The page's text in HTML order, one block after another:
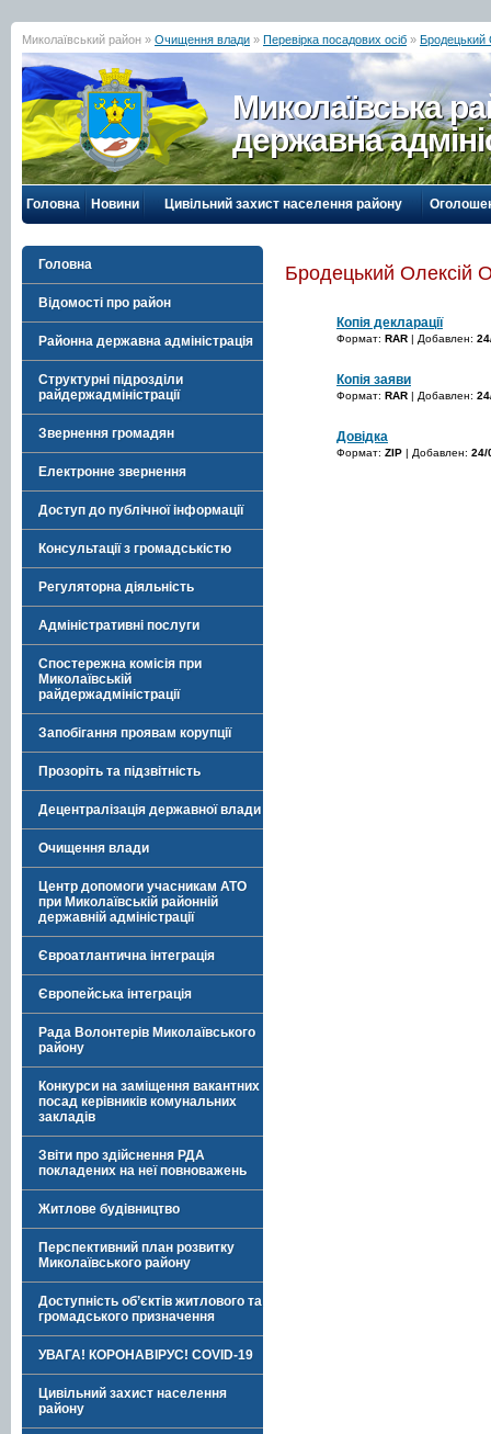
Миколаївський район » Очищення влади » Перевірка посадових осіб » Бродецький
Миколаївська
державна
Головна Новини Цивільний захист населення району
Головна
Відомості про район
Районна державна адміністрація
Структурні підрозділи
райдержадміністрації
Звернення громадян
Електронне звернення
Доступ до публічної інформації
Консультації з громадськістю
Регуляторна діяльність
Адміністративні послуги
Спостережна комісія при
Миколаївській
райдержадміністрації
Запобігання проявам корупції
Прозоріть та підзвітність
Децентралізація державної влади
Очищення влади
Центр допомоги учасникам АТО
при Миколаївській районній
державній адміністрації
Євроатлантична інтеграція
Європейська інтеграція
Рада Волонтерів Миколаївського
району
Конкурси на заміщення вакантних
посад керівників комунальних
закладів
Звіти про здійснення РДА
покладених на неї повноважень
Житлове будівництво
Перспективний план розвитку
Миколаївського району
Доступність об’єктів житлового та
громадського призначення
УВАГА! КОРОНАВІРУС! COVID-19
Цивільний захист населення
району
Бродецький Олексій
Копія декларації
Формат: RAR | Добавлен:
Копія заяви
Формат: RAR | Добавлен:
Довідка
Формат: ZIP | Добавлен: 24/